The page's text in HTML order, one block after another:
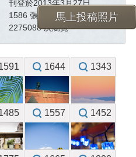
馬上投稿照片
刊登於2013年3月27日
1586 張已投稿照片
2275088 次瀏覽
1644 1343
1557 1452